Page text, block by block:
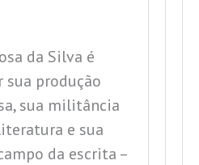
da Silva é
sua produção
sua militância
e sua
da escrita –